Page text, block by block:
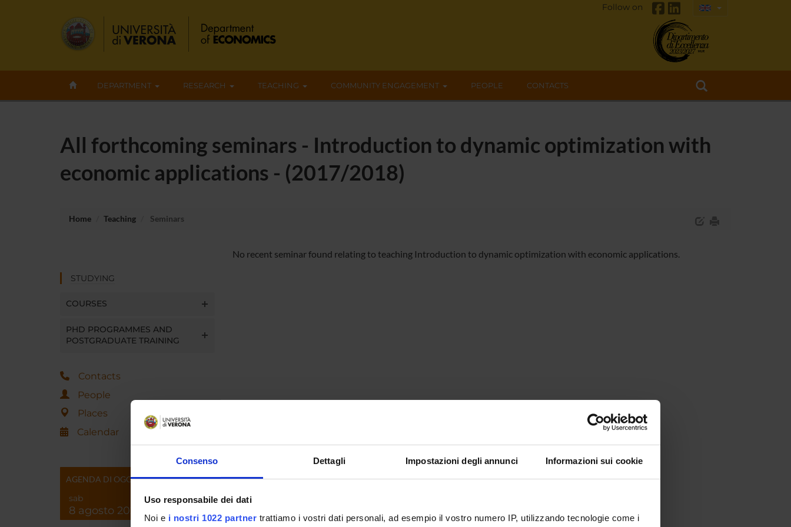
Consenso Dettagli Impostazioni degli annunci Informazioni sui cookie
Uso responsabile dei dati
Noi e i nostri 1022 partner trattiamo i vostri dati personali, ad esempio il vostro numero IP, utilizzando tecnologie come i
Follow on
DEPARTMENT RESEARCH TEACHING COMMUNITY ENGAGEMENT PEOPLE CONTACTS
All forthcoming seminars - Introduction to dynamic optimization with
economic applications - (2017/2018)
Home Teaching Seminars
STUDYING
COURSES
PHD PROGRAMMES AND
POSTGRADUATE TRAINING
Contacts
People
Places
Calendar
AGENDA DI OGGI
sab
8 agosto 2026
No recent seminar found relating to teaching Introduction to dynamic optimization with economic applications.